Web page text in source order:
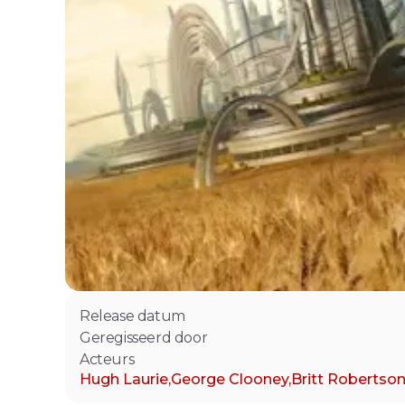
Release datum
Geregisseerd door
Acteurs
Hugh Laurie,George Clooney,Britt Robertson